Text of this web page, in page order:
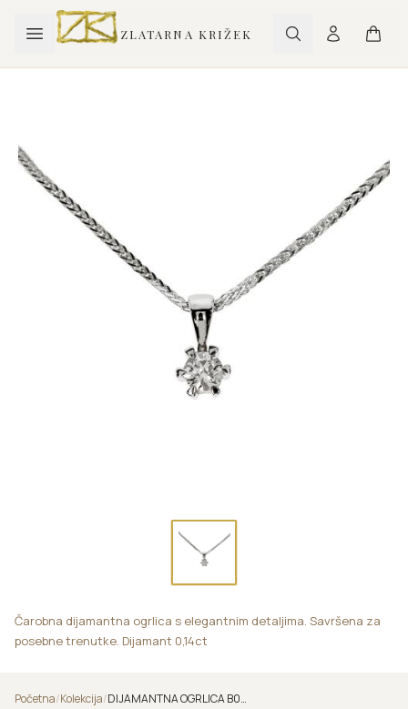
ZLATARNA KRIŽEK
Čarobna dijamantna ogrlica s elegantnim detaljima. Savršena za
posebne trenutke. Dijamant 0,14ct
Početna/Kolekcija/ DIJAMANTNA OGRLICA B009A